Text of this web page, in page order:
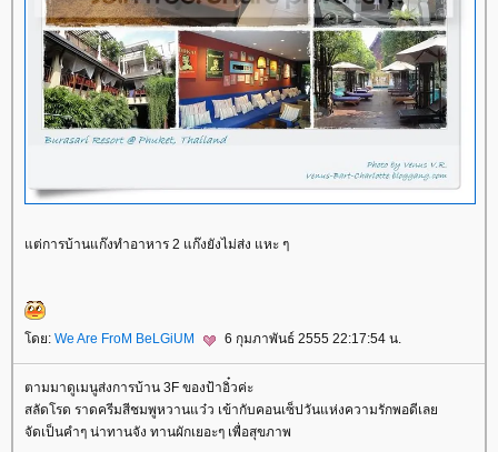
ต่การบ้านแก๊งทำอาหาร 2 แก๊งยังไม่ส่ง แหะ ๆ
ดย: We Are FroM BeLGiUM 6 กุมภาพันธ์ 2555 22:17:54 น.
ตามมาดูเมนูส่งการบ้าน 3F ของป้าอิ๋วค่ะ
สลัดโรด ราดครีมสีชมพูหวานแว๋ว เข้ากับคอนเซ็ปวันแห่งความรักพอดีเล
จัดเป็นคำๆ น่าทานจัง ทานผักเยอะๆ เพื่อสุขภาพ